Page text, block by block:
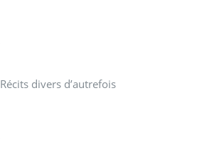
Récits divers d’autrefois